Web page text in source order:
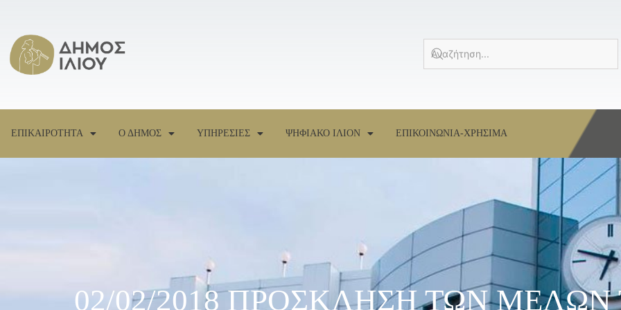
ΕΠΙΚΑΙΡΟΤΗΤΑ Ο ΔΗΜΟΣ ΥΠΗΡΕΣΙΕΣ ΨΗΦΙΑΚΟ ΙΛΙΟΝ ΕΠΙΚΟΙΝΩΝΙΑ-ΧΡΗΣΙΜΑ
02/02/2018 ΠΡΟΣΚΛΗΣΗ ΤΩΝ ΜΕΛΩΝ